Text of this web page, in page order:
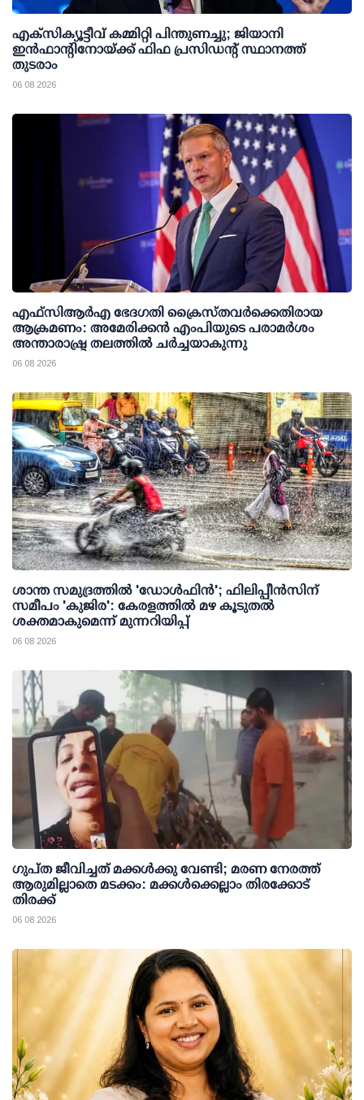
എക്സിക്യൂട്ടീവ് കമ്മിറ്റി പിന്തുണച്ചു; ജിയാനി
ഇന്‍ഫാന്റിനോയ്ക്ക് ഫിഫ പ്രസിഡന്റ് സ്ഥാനത്ത്
തുടരാം
06 08 2026
എഫ്‌സി‌ആര്‍‌എ ഭേദഗതി ക്രൈസ്തവർക്കെതിരായ
ആക്രമണം: അമേരിക്കൻ എംപിയുടെ പരാമർശം
അന്താരാഷ്ട്ര തലത്തിൽ ചർച്ചയാകുന്നു
06 08 2026
ശാന്ത സമുദ്രത്തില്‍ 'ഡോള്‍ഫിന്‍'; ഫിലിപ്പീന്‍സിന്
സമീപം 'കുജിര': കേരളത്തില്‍ മഴ കൂടുതല്‍
ശക്തമാകുമെന്ന് മുന്നറിയിപ്പ്
06 08 2026
ഗുപ്ത ജീവിച്ചത് മക്കള്‍ക്കു വേണ്ടി; മരണ നേരത്ത്
ആരുമില്ലാതെ മടക്കം: മക്കള്‍ക്കെല്ലാം തിരക്കോട്
തിരക്ക്
06 08 2026